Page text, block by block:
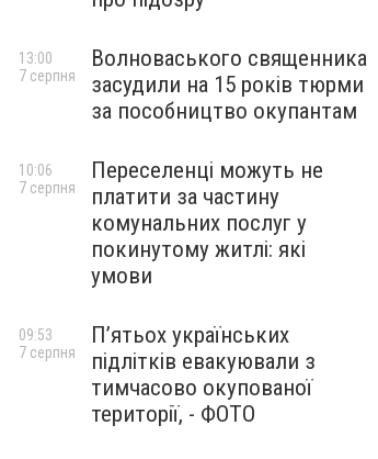
Волноваського священника
засудили на 15 років тюрми
за пособництво окупантам
13:00
7 серпня
Переселенці можуть не
платити за частину
комунальних послуг у
покинутому житлі: які
умови
10:06
7 серпня
П’ятьох українських
підлітків евакуювали з
тимчасово окупованої
території, - ФОТО
09:53
7 серпня